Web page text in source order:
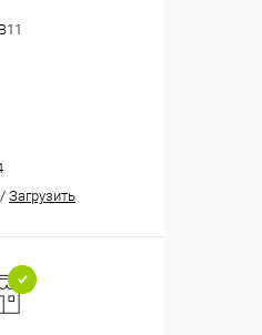
/ Загрузить